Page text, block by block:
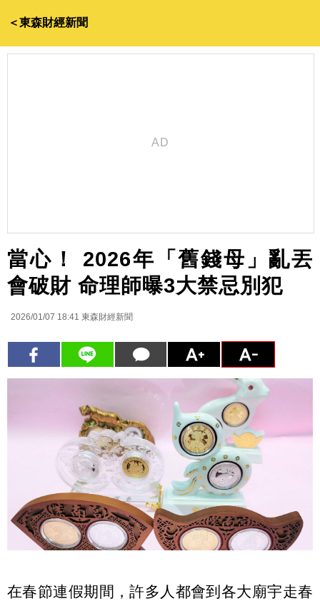
＜東森財經新聞
當心！ 2026年「舊錢母」亂丟
會破財 命理師曝3大禁忌別犯
2026/01/07 18:41 東森財經新聞
在春節連假期間，許多人都會到各大廟宇走春